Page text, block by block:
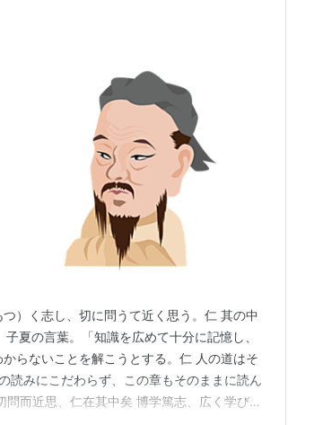
）く志し、切に問うて近く思う。仁 其の中
夏の言葉。「知識を広めて十分に記憶し、
らないことを解こうとする。仁 人の道はそ
読みにこだわらず、この章もそのままに読ん
而近思、仁在其中矣 博学篤志、広く学び